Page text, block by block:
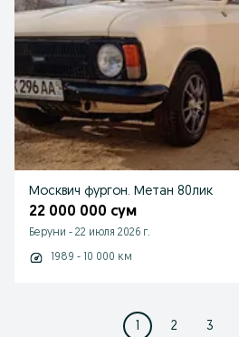
Москвич фургон. Метан 80лик
22 000 000 сум
Беруни - 22 июля 2026 г.
1989 - 10 000 км
1 2 3